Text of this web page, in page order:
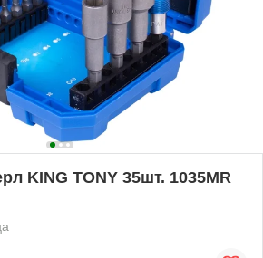
KING TONY 35шт. 1035MR